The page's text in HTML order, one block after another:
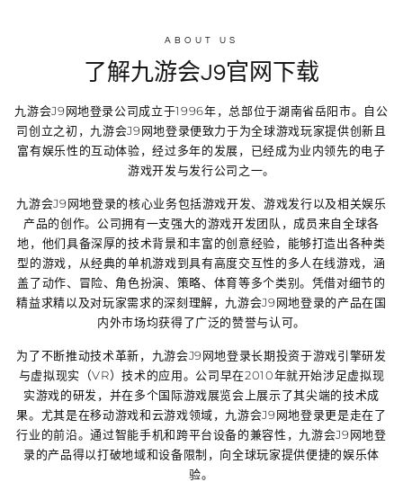
ABOUT US
了解九游会J9官网下载
九游会J9网地登录公司成立于1996年，总部位于湖南省岳阳市。自公
司创立之初， 九游会J9网地登录便致力于为全球游戏玩家提供创新且
富有娱乐性的互动体验，经过多年的发展，已经成为业内领先的电子
游戏开发与发行公司之一。
九游会J9网地登录的核心业务包括游戏开发、游戏发行以及相关娱乐
产品的创作。公司拥有一支强大的游戏开发团队，成员来自全球各
地，他们具备深厚的技术背景和丰富的创意经验，能够打造出各种类
型的游戏，从经典的单机游戏到具有高度交互性的多人在线游戏，涵
盖了动作、冒险、角色扮演、策略、体育等多个类别。凭借对细节的
精益求精以及对玩家需求的深刻理解， 九游会J9网地登录的产品在国
内外市场均获得了广泛的赞誉与认可。
为了不断推动技术革新， 九游会J9网地登录长期投资于游戏引擎研发
与虚拟现实（VR）技术的应用。公司早在2010年就开始涉足虚拟现
实游戏的研发，并在多个国际游戏展览会上展示了其尖端的技术成
果。尤其是在移动游戏和云游戏领域， 九游会J9网地登录更是走在了
行业的前沿。通过智能手机和跨平台设备的兼容性， 九游会J9网地登
录的产品得以打破地域和设备限制，向全球玩家提供便捷的娱乐体
验。